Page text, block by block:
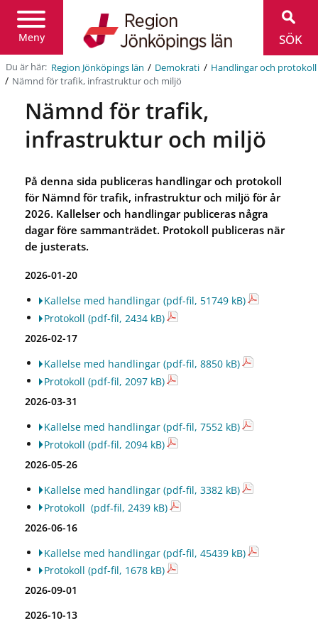
Meny
Jönköpings
län
SÖK
Du är här: Region Jönköpings län / Demokrati / Handlingar och protokoll
/ Nämnd för trafik, infrastruktur och miljö
Nämnd för trafik,
infrastruktur och miljö
På denna sida publiceras handlingar och protokoll
för Nämnd för trafik, infrastruktur och miljö för år
2026. Kallelser och handlingar publiceras några
dagar före sammanträdet. Protokoll publiceras när
de justerats.
2026-01-20
Kallelse med handlingar (pdf-fil, 51749 kB)
Protokoll (pdf-fil, 2434 kB)
2026-02-17
Kallelse med handlingar (pdf-fil, 8850 kB)
Protokoll (pdf-fil, 2097 kB)
2026-03-31
Kallelse med handlingar (pdf-fil, 7552 kB)
Protokoll (pdf-fil, 2094 kB)
2026-05-26
Kallelse med handlingar (pdf-fil, 3382 kB)
Protokoll (pdf-fil, 2439 kB)
2026-06-16
Kallelse med handlingar (pdf-fil, 45439 kB)
Protokoll (pdf-fil, 1678 kB)
2026-09-01
2026-10-13